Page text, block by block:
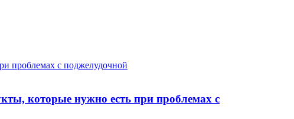
проблемах с поджелудочной
которые нужно есть при проблемах с